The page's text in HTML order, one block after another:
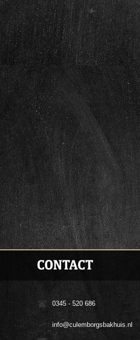
CONTACT
0345 - 520 686
info@culemborgsbakhuis.nl